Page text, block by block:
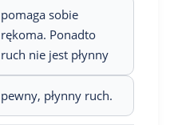
pomaga sobie
rękoma. Ponadto
ruch nie jest płynny
pewny, płynny ruch.